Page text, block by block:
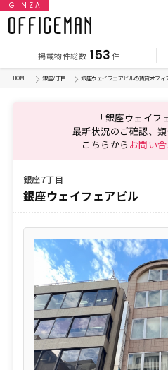
GINZA
掲載物件総数 153件
HOME 銀座7丁目 銀座ウェイフェアビルの賃貸オフィ
「銀座ウェイフ
最新状況のご確認、
こちらから お問い
銀座7丁目
銀座ウェイフェアビル